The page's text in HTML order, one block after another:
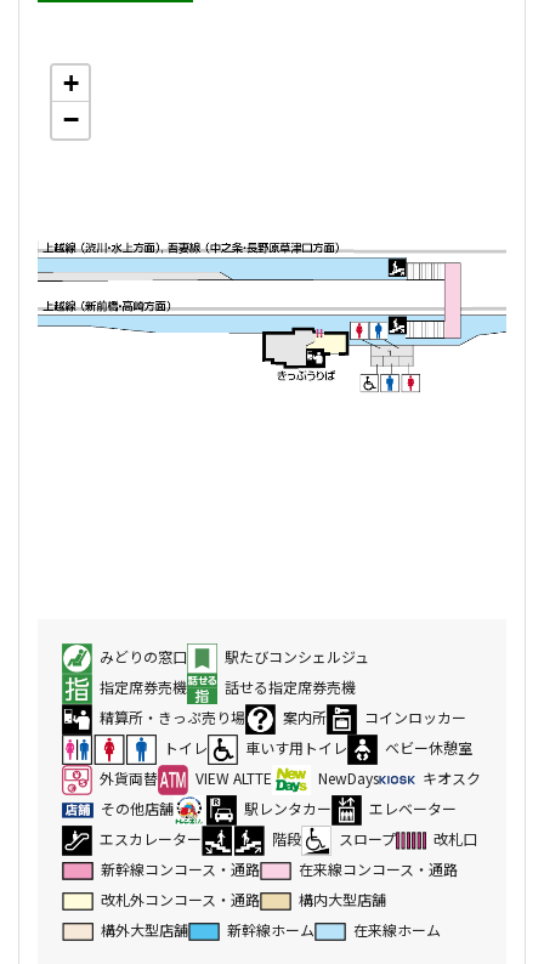
+
−
みどりの窓口
駅たびコンシェルジュ
指定席券売機
話せる指定席券売機
精算所・きっぷ売り場
案内所
コインロッカー
トイレ
車いす用トイレ
ベビー休憩室
外貨両替
VIEW ALTTE NewDays
キオスク
その他店舗
駅レンタカー
エレベーター
エスカレーター
階段 スロープ
改札口
新幹線コンコース・通路
在来線コンコース・通路
改札外コンコース・通路
構内大型店舗
構外大型店舗
新幹線ホーム 在来線ホーム